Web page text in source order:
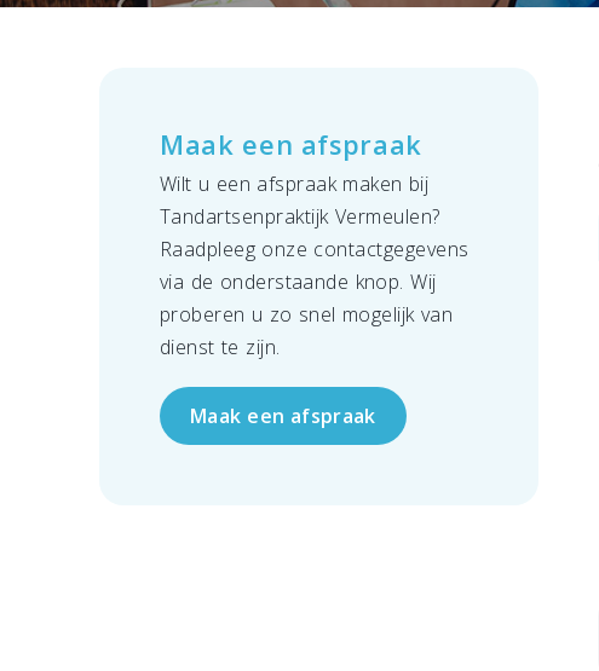
Maak een afspraak
Wilt u een afspraak maken bij
Tandartsenpraktijk Vermeulen?
Raadpleeg onze contactgegevens
via de onderstaande knop. Wij
proberen u zo snel mogelijk van
dienst te zijn.
Maak een afspraak